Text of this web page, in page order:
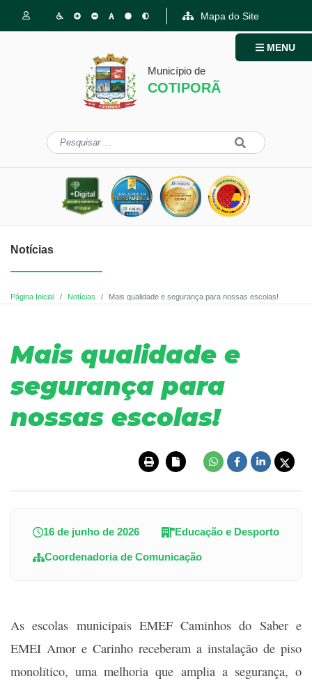
Mapa do Site
Município de
COTIPORÃ
MENU
Notícias
Página Inicial Notícias Mais qualidade e segurança para nossas escolas!
Mais qualidade e
segurança para
nossas escolas!
16 de junho de 2026 Educação e Desporto
Coordenadoria de Comunicação
As escolas municipais EMEF Caminhos do Saber e
EMEI Amor e Carinho receberam a instalação de piso
monolítico, uma melhoria que amplia a segurança, o